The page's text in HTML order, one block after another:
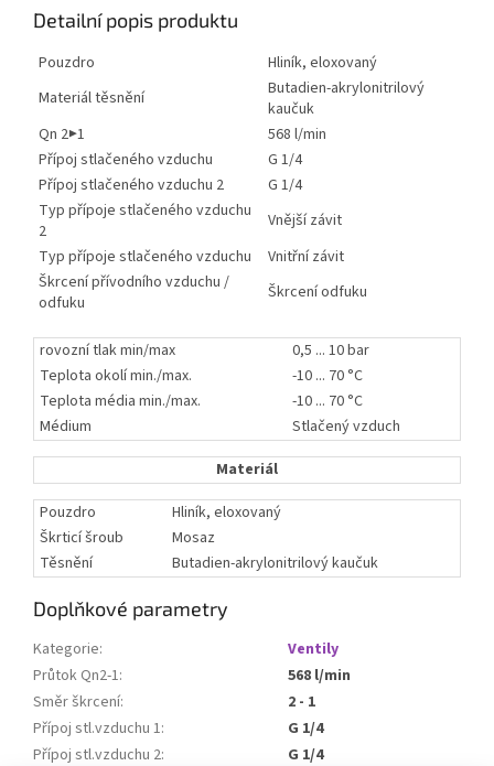
Detailní popis produktu
Pouzdro
Hliník, eloxovaný
Materiál těsnění
Butadien-akrylonitrilový
kaučuk
Qn 2▶1
568 l/min
Přípoj stlačeného vzduchu
G 1/4
Přípoj stlačeného vzduchu 2
G 1/4
Typ přípoje stlačeného vzduchu
2
Vnější závit
Typ přípoje stlačeného vzduchu
Vnitřní závit
Škrcení přívodního vzduchu /
odfuku
Škrcení odfuku
rovozní tlak min/max
0,5 ... 10 bar
Teplota okolí min./max.
-10 ... 70 °C
Teplota média min./max.
-10 ... 70 °C
Médium
Stlačený vzduch
Materiál
Pouzdro
Hliník, eloxovaný
Škrticí šroub
Mosaz
Těsnění
Butadien-akrylonitrilový kaučuk
Doplňkové parametry
Kategorie:
Ventily
Průtok Qn2-1:
568 l/min
Směr škrcení:
2 - 1
Přípoj stl.vzduchu 1:
G 1/4
Přípoj stl.vzduchu 2: G 1/4